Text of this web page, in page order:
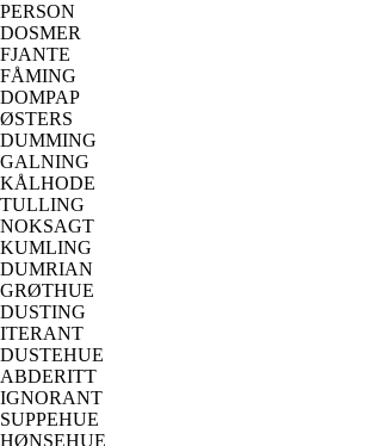
PERSON
DOSMER
FJANTE
FÅMING
DOMPAP
ØSTERS
DUMMING
GALNING
KÅLHODE
TULLING
NOKSAGT
KUMLING
DUMRIAN
GRØTHUE
DUSTING
ITERANT
DUSTEHUE
ABDERITT
IGNORANT
SUPPEHUE
HØNSEHUE